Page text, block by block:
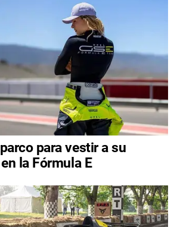
para vestir a su
la Fórmula E